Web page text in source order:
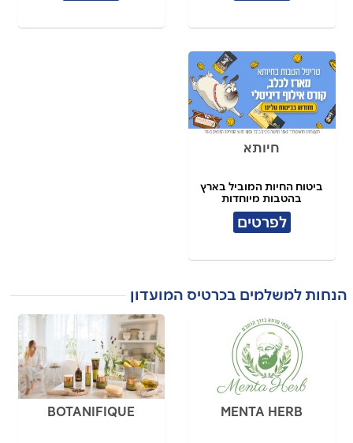
חיותא
ביטוח החיות המוביל בארץ
בהטבות מיוחדות
לפרטים
הנחות למשלמים בכרטיס המועדון
MENTA HERB
BOTANIFIQUE